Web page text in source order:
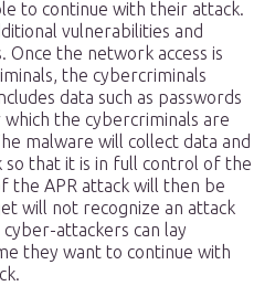
to continue with their attack.
vulnerabilities and
Once the network access is
the cybercriminals
data such as passwords
the cybercriminals are
malware will collect data and
that it is in full control of the
the APR attack will then be
will not recognize an attack
attackers can lay
they want to continue with